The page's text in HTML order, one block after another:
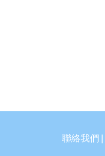
聯絡我們